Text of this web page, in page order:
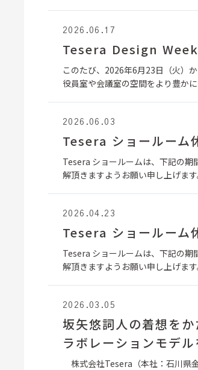
2026.06.17
Tesera Design Week
このたび、2026年6月23日（火）
役員室や会議室の空間をより豊か
2026.06.03
Tesera ショールーム
Tesera ショールームは、下記の
解頂きますようお願い申し上げます
2026.04.23
Tesera ショールーム
Tesera ショールームは、下記の
解頂きますようお願い申し上げます
2026.03.05
坂矢悠詞人の着想を
ラボレーションモデル
株式会社Tesera（本社：石川県